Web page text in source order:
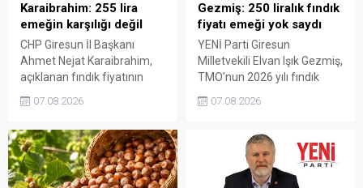
Karaibrahim: 255 lira
emeğin karşılığı değil
CHP Giresun İl Başkanı
Ahmet Nejat Karaibrahim,
açıklanan fındık fiyatının
artan üretim maliyetleri
karşısında yetersiz kaldığını
emeğinin korunmasını
istedi. Karaibrahim,
sürdürülebilir üretim için
07.08.2026
Gezmiş: 250 liralık fındık
fiyatı emeği yok saydı
YENİ Parti Giresun
Milletvekili Elvan Işık Gezmiş,
TMO’nun 2026 yılı fındık
fiyatına sert tepki gösterdi.
Açıklanan rakamın üreticinin
karşılamadığını belirten
Gezmiş, “Üreticiyi yok
sayanı, günü geldiğinde
07.08.2026